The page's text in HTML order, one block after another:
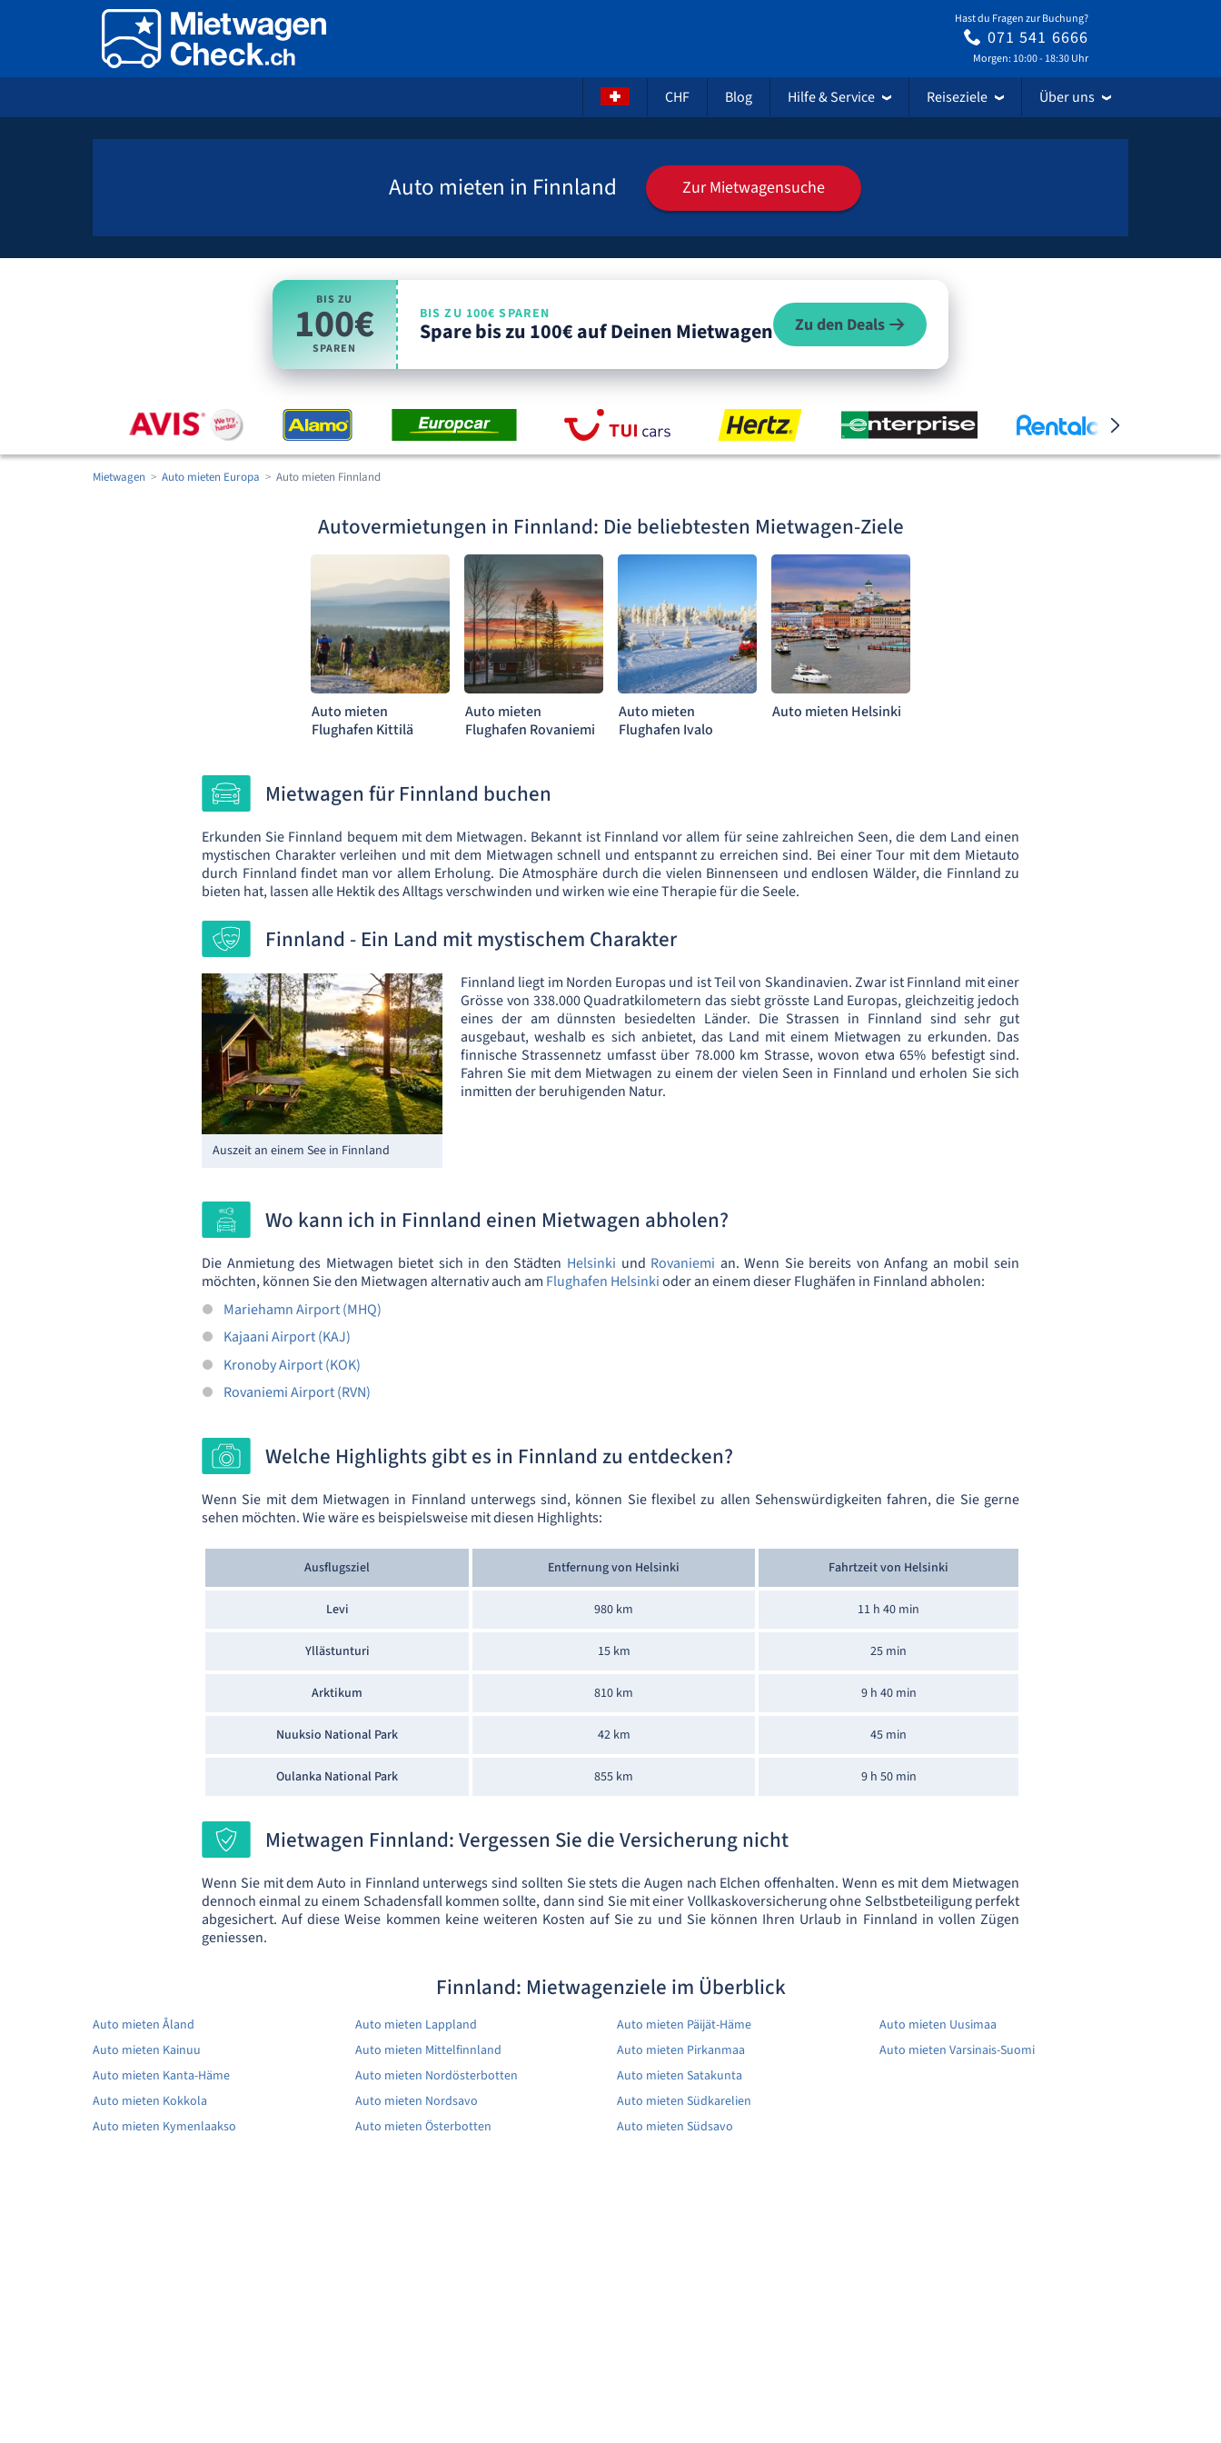
Hast du Fragen zur Buchung?
071 541 6666
Morgen: 10:00 - 18:30 Uhr
CHF Blog Hilfe & Service Reiseziele Über uns
Auto mieten in Finnland Zur Mietwagensuche
BIS ZU
100€
SPAREN
BIS ZU 100€ SPAREN
Spare bis zu 100€ auf Deinen Mietwagen Zu den Deals
Mietwagen Auto mieten Europa Auto mieten Finnland
Autovermietungen in Finnland: Die beliebtesten Mietwagen-Ziele
Auto mieten
Flughafen Kittilä
Auto mieten
Flughafen Rovaniemi
Auto mieten
Flughafen Ivalo
Auto mieten Helsinki
Mietwagen für Finnland buchen
Erkunden Sie Finnland bequem mit dem Mietwagen. Bekannt ist Finnland vor allem für seine zahlreichen Seen, die dem Land einen
mystischen Charakter verleihen und mit dem Mietwagen schnell und entspannt zu erreichen sind. Bei einer Tour mit dem Mietauto
durch Finnland findet man vor allem Erholung. Die Atmosphäre durch die vielen Binnenseen und endlosen Wälder, die Finnland zu
bieten hat, lassen alle Hektik des Alltags verschwinden und wirken wie eine Therapie für die Seele.
Finnland - Ein Land mit mystischem Charakter
Auszeit an einem See in Finnland
Finnland liegt im Norden Europas und ist Teil von Skandinavien. Zwar ist Finnland mit einer
Grösse von 338.000 Quadratkilometern das siebt grösste Land Europas, gleichzeitig jedoch
eines der am dünnsten besiedelten Länder. Die Strassen in Finnland sind sehr gut
ausgebaut, weshalb es sich anbietet, das Land mit einem Mietwagen zu erkunden. Das
finnische Strassennetz umfasst über 78.000 km Strasse, wovon etwa 65% befestigt sind.
Fahren Sie mit dem Mietwagen zu einem der vielen Seen in Finnland und erholen Sie sich
inmitten der beruhigenden Natur.
Wo kann ich in Finnland einen Mietwagen abholen?
Die Anmietung des Mietwagen bietet sich in den Städten Helsinki und Rovaniemi an. Wenn Sie bereits von Anfang an mobil sein
möchten, können Sie den Mietwagen alternativ auch am Flughafen Helsinkioder an einem dieser Flughäfen in Finnland abholen:
Mariehamn Airport (MHQ)
Kajaani Airport (KAJ)
Kronoby Airport (KOK)
Rovaniemi Airport (RVN)
Welche Highlights gibt es in Finnland zu entdecken?
Wenn Sie mit dem Mietwagen in Finnland unterwegs sind, können Sie flexibel zu allen Sehenswürdigkeiten fahren, die Sie gerne
sehen möchten. Wie wäre es beispielsweise mit diesen Highlights:
Ausflugsziel Entfernung von Helsinki Fahrtzeit von Helsinki
Levi 980 km 11 h 40 min
Yllästunturi 15 km 25 min
Arktikum 810 km 9 h 40 min
Nuuksio National Park 42 km 45 min
Oulanka National Park 855 km 9 h 50 min
Mietwagen Finnland: Vergessen Sie die Versicherung nicht
Wenn Sie mit dem Auto in Finnland unterwegs sind sollten Sie stets die Augen nach Elchen offenhalten. Wenn es mit dem Mietwagen
dennoch einmal zu einem Schadensfall kommen sollte, dann sind Sie mit einer Vollkaskoversicherung ohne Selbstbeteiligung perfekt
abgesichert. Auf diese Weise kommen keine weiteren Kosten auf Sie zu und Sie können Ihren Urlaub in Finnland in vollen Zügen
geniessen.
Finnland: Mietwagenziele im Überblick
Auto mieten Åland
Auto mieten Kainuu
Auto mieten Kanta-Häme
Auto mieten Kokkola
Auto mieten Kymenlaakso
Auto mieten Lappland
Auto mieten Mittelfinnland
Auto mieten Nordösterbotten
Auto mieten Nordsavo
Auto mieten Österbotten
Auto mieten Päijät-Häme
Auto mieten Pirkanmaa
Auto mieten Satakunta
Auto mieten Südkarelien
Auto mieten Südsavo
Auto mieten Uusimaa
Auto mieten Varsinais-Suomi